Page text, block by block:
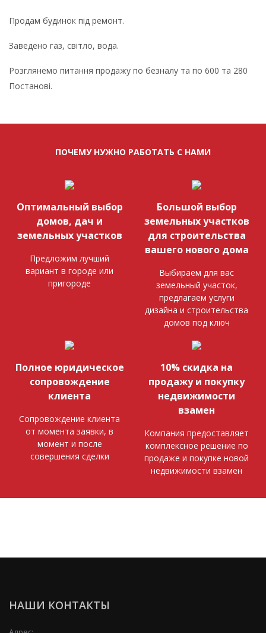
Продам будинок під ремонт.
Заведено газ, світло, вода.
Розглянемо питання продажу по безналу та по 600 та 280
Постанові.
ПОЧЕМУ НУЖНО РАБОТАТЬ С НАМИ
Оптимальный выбор
домов, дач и
земельных участков
Предложим лучший
вариант в городе или
пригороде
Большой выбор
земельных участков
для строительства
вашего нового дома
Выбираем для вас
земельный участок,
предлагаем услуги
дизайна и строительства
домов под ключ
Полное юридическое
сопровождение
клиента
Сопровождение клиента
от момента заявки, в
момент и после
совершения сделки
10% скидка на
продажу и покупку
недвижимости
взамен
Компания предоставляет
комплексное решение по
продаже и покупке новой
недвижимости взамен
НАШИ КОНТАКТЫ